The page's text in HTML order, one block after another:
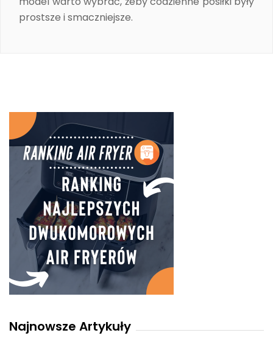
prostsze i smaczniejsze.
Najnowsze Artykuły